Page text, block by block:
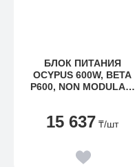
БЛОК ПИТАНИЯ
OCYPUS 600W, BETA
P600, NON MODULAR,
N1HDBK024X-EU
15 637 ₸/шт